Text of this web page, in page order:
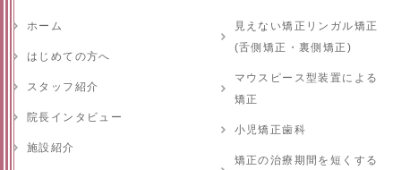
ホーム
はじめての方へ
スタッフ紹介
院長インタビュー
施設紹介
見えない矯正リンガル矯正
(舌側矯正・裏側矯正)
マウスピース型装置による
矯正
小児矯正歯科
矯正の治療期間を短くする